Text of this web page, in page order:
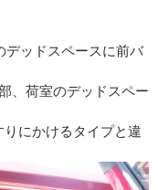
デッドスペースに前バ
、荷室のデッドスペー
にかけるタイプと違